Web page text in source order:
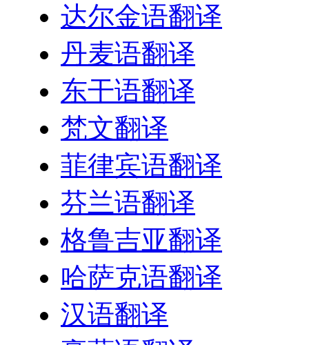
达尔金语翻译
丹麦语翻译
东干语翻译
梵文翻译
菲律宾语翻译
芬兰语翻译
格鲁吉亚翻译
哈萨克语翻译
汉语翻译